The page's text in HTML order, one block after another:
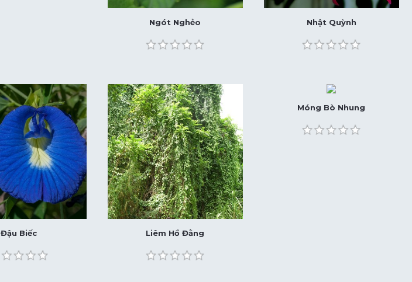
Ngót Nghẻo Nhật Quỳnh
Đậu Biếc Liêm Hồ Đằng
Móng Bò Nhung